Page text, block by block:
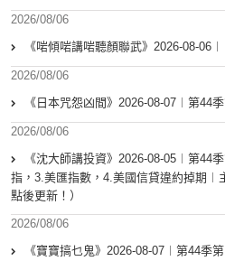
2026/08/06
《啱傾啱講啱聽顏聯武》2026-08-
2026/08/06
《日本咒怨凶間》2026-08-07︱第44
2026/08/06
《沈大師講投資》2026-08-05︱第44
指，3.美匯指數，4.美國信貸違約掉期︱
點後更新！）
2026/08/06
《寶寶搞乜鬼》2026-08-07︱第44季